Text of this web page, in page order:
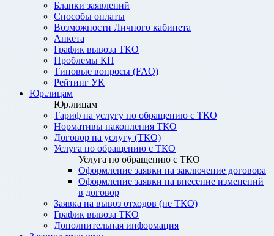
Бланки заявлений
Способы оплаты
Возможности Личного кабинета
Анкета
График вывоза ТКО
Проблемы КП
Типовые вопросы (FAQ)
Рейтинг УК
Юр.лицам
Юр.лицам
Тариф на услугу по обращению с ТКО
Нормативы накопления ТКО
Договор на услугу (ТКО)
Услуга по обращению с ТКО
Услуга по обращению с ТКО
Оформление заявки на заключение договора
Оформление заявки на внесение изменений
в договор
Заявка на вывоз отходов (не ТКО)
График вывоза ТКО
Дополнительная информация